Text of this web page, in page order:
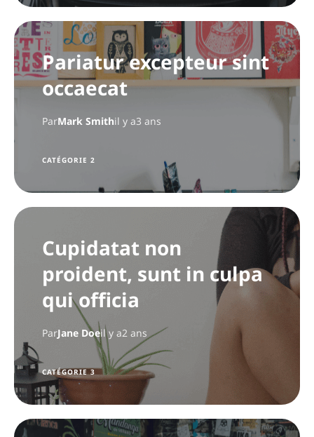
Pariatur excepteur sint
occaecat
ParMark Smithil y a3 ans
CATÉGORIE 2
Cupidatat non
proident, sunt in culpa
qui officia
ParJane Doeil y a2 ans
CATÉGORIE 3